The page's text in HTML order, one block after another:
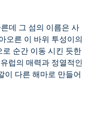
데 그 섬의 이름은 사
오른 이 바위 투성이의
순간 이동 시킨 듯한
럽의 매력과 정열적인
이 다른 해마로 만들어